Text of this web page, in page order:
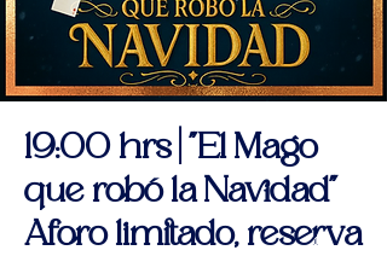
19:00 hrs | "El Mago
que robó la Navidad"
Aforo limitado, reserva